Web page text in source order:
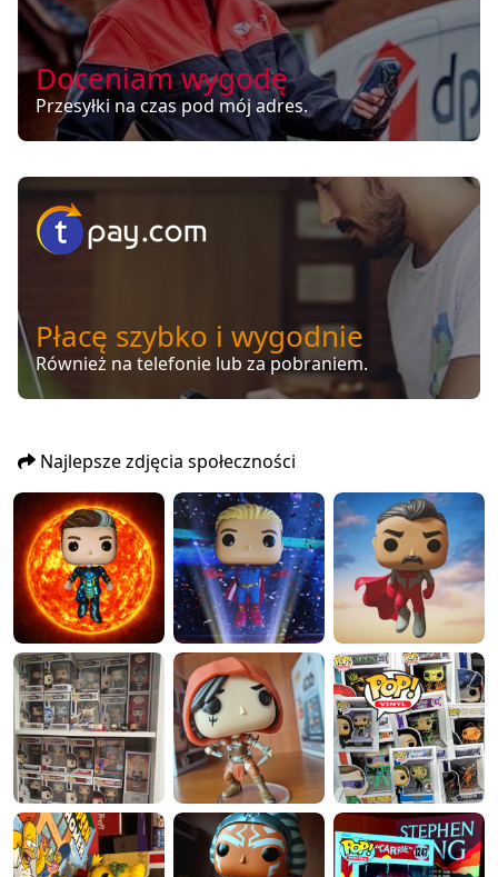
Doceniam wygodę
Przesyłki na czas pod mój adres.
Płacę szybko i wygodnie
Również na telefonie lub za pobraniem.
Najlepsze zdjęcia społeczności